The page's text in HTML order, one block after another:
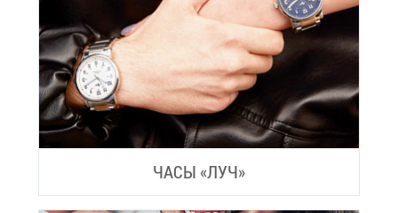
ЧА­СЫ «ЛУЧ»